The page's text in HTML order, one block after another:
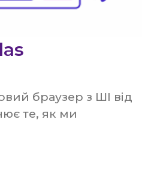
браузер з ШІ від
те, як ми